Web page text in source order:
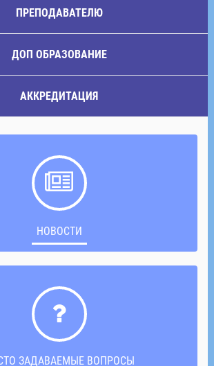
ПРЕПОДАВАТЕЛЮ
ДОП ОБРАЗОВАНИЕ
АККРЕДИТАЦИЯ
НОВОСТИ
ЗАДАВАЕМЫЕ ВОПРОСЫ